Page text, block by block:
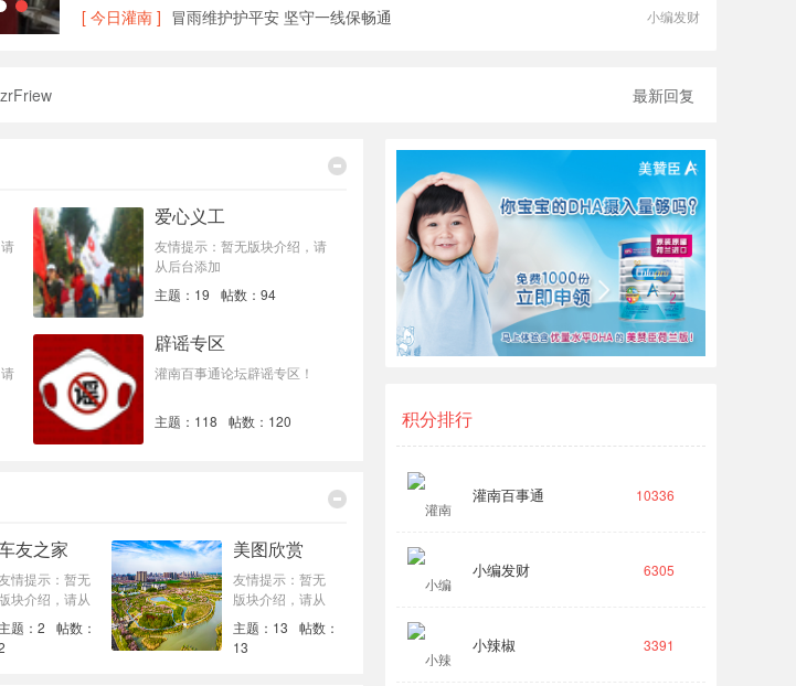
[ 今日灌南 ] 冒雨维护护平安 坚守一线保畅通 小编发财
最新回复
爱心义工
友情提示：暂无版块介绍，请
从后台添加
主题：19
帖数：94
辟谣专区
灌南百事通论坛辟谣专区！
主题：118 帖数：120
友之家
情提示：暂无
版块介绍，请从
后台添加
主题：2
帖数：
美图欣赏
友情提示：暂无
版块介绍，请从
后台添加
主题：13
帖数：
13
积分排行
灌南百事通 10336
小编发财 6305
小辣椒 3391